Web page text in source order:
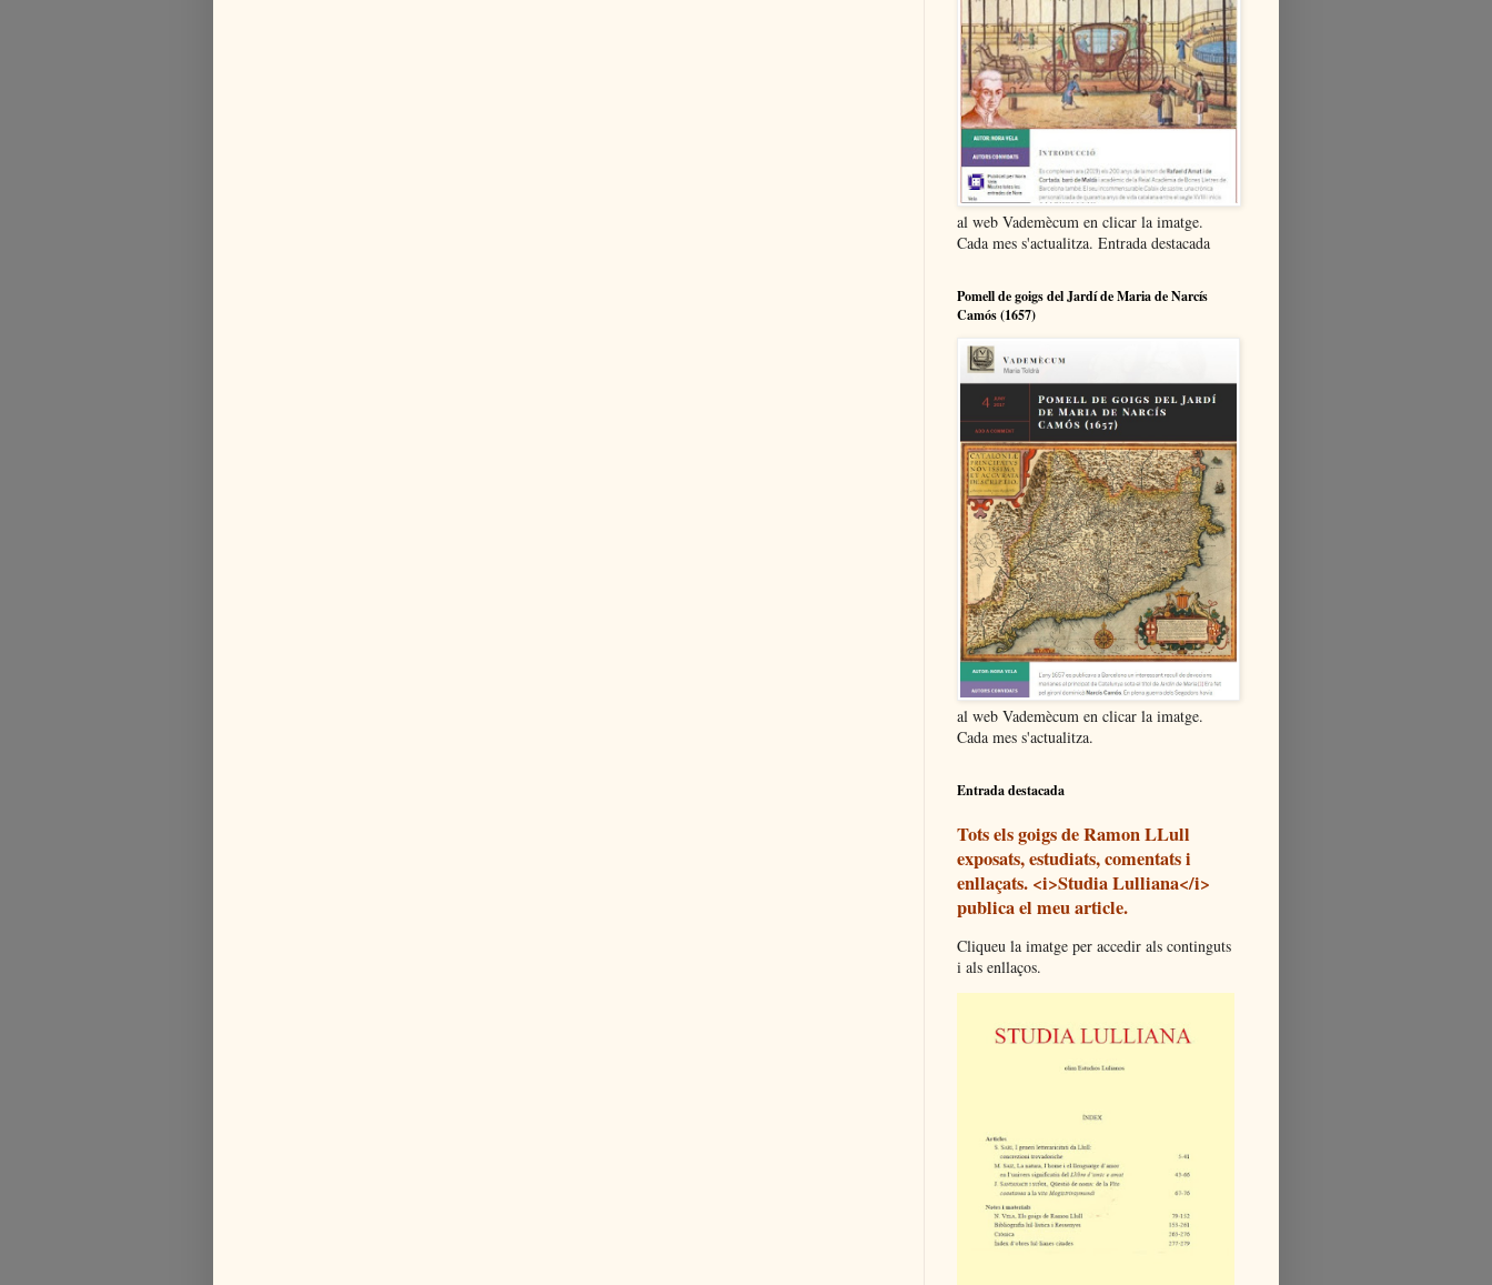
al web Vademècum en clicar la imatge.
Cada mes s'actualitza. Entrada destacada
Pomell de goigs del Jardí de Maria de Narcís
Camós (1657)
al web Vademècum en clicar la imatge.
Cada mes s'actualitza.
Entrada destacada
Tots els goigs de Ramon LLull
exposats, estudiats, comentats i
enllaçats. <i>Studia Lulliana</i>
publica el meu article.
Cliqueu la imatge per accedir als continguts
i als enllaços.